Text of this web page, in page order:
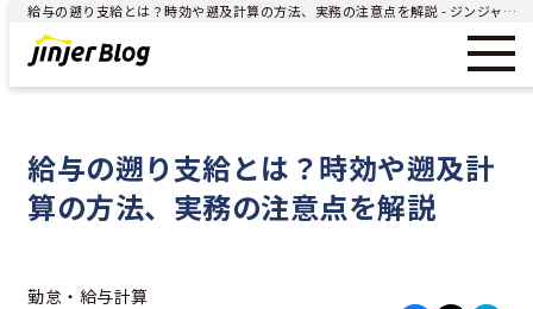
給与の遡り支給とは？時効や遡及計算の方法、実務の注意点を解説 - ジンジャー（jinjer）｜統合型人事システム
給与の遡り支給とは？時効や遡及計
算の方法、実務の注意点を解説
勤怠・給与計算